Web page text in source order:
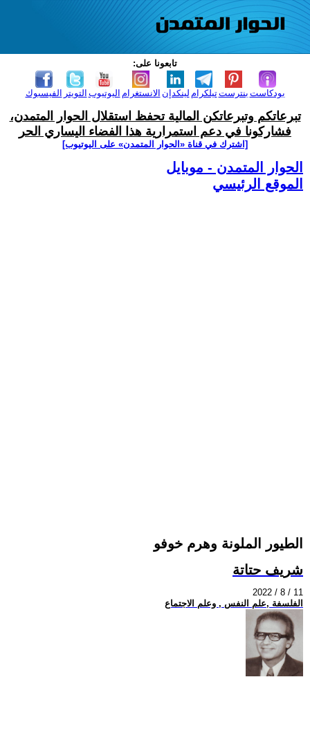
تابعونا على:
الفيسبوك التويتر اليوتيوب الانستغرام لينكدإن تيلكرامبنترست بودكاست
تبرعاتكم وتبرعاتكن المالية تحفظ استقلال الحوار المتمدن،
فشاركونا في دعم استمرارية هذا الفضاء اليساري الحر
[اشترك في قناة ‫«الحوار المتمدن» على اليوتيوب]
الحوار المتمدن - موبايل
الموقع الرئيسي
الطيور الملونة وهرم خوفو
شريف حتاتة
2022 / 8 / 11
الفلسفة ,علم النفس , وعلم الاجتماع